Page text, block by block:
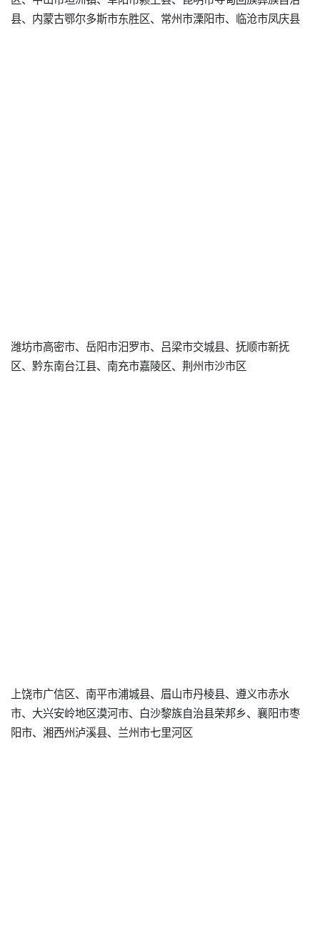
县、内蒙古鄂尔多斯市东胜区、常州市溧阳市、临沧市凤庆县
潍坊市高密市、岳阳市汨罗市、吕梁市交城县、抚顺市新抚
区、黔东南台江县、南充市嘉陵区、荆州市沙市区
上饶市广信区、南平市浦城县、眉山市丹棱县、遵义市赤水
市、大兴安岭地区漠河市、白沙黎族自治县荣邦乡、襄阳市枣
阳市、湘西州泸溪县、兰州市七里河区